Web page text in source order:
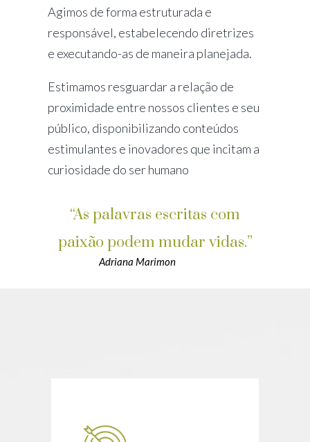
Agimos de forma estruturada e
responsável, estabelecendo diretrizes
e executando-as de maneira planejada.
Estimamos resguardar a relação de
proximidade entre nossos clientes e seu
público, disponibilizando conteúdos
estimulantes e inovadores que incitam a
curiosidade do ser humano
“As palavras escritas com
paixão podem mudar vidas.”
Adriana Marimon